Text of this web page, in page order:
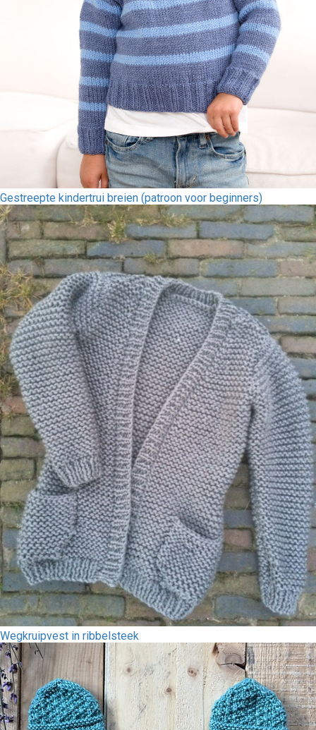
Gestreepte kindertrui breien (patroon voor beginners)
Wegkruipvest in ribbelsteek